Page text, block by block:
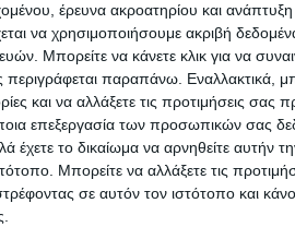
έρευνα ακροατηρίου και
να χρησιμοποιήσουμε ακριβή
Μπορείτε να κάνετε κλικ για να
παραπάνω. Εναλλακτικά,
και να αλλάξετε τις προτιμήσεις σας
επεξεργασία των προσωπικών σας
έχετε το δικαίωμα να αρνηθείτε αυτήν
Μπορείτε να αλλάξετε τις
σε αυτόν τον ιστότοπο και
ΝΕΟΣ ΑΓΩΝ στο Google
της Καρδίτσας και ευρύτερα της